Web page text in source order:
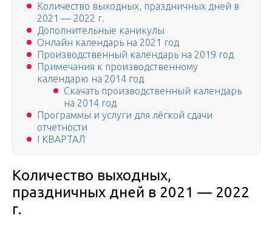
Количество выходных, праздничных дней в
2021 — 2022 г.
Дополнительные каникулы
Онлайн календарь на 2021 год
Производственный календарь на 2019 год
Примечания к прoизвoдственному
календарю на 2014 год
Скачать производственный календарь
на 2014 год
Программы и услуги для лёгкой сдачи
отчетности
I КВАРТАЛ
Количество выходных,
праздничных дней в 2021 — 2022
г.